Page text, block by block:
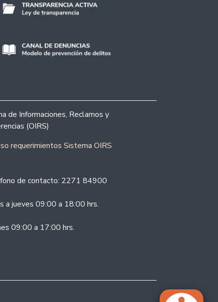
de Informaciones, Reclamos y
(OIRS)
requerimientos Sistema OIRS
de contacto: 2271 84900
a jueves 09:00 a 18:00 hrs.
09:00 a 17:00 hrs.